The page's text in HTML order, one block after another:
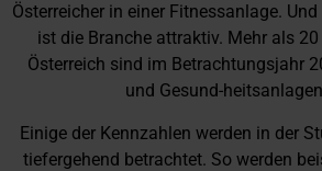
Österreicher in einer Fitnessanlage.
ist die Branche attraktiv. Mehr als
Österreich sind im Betrachtungsjahr
und Gesund-
Einige der Kennzahlen werden in der
tiefergehend betrachtet. So werden